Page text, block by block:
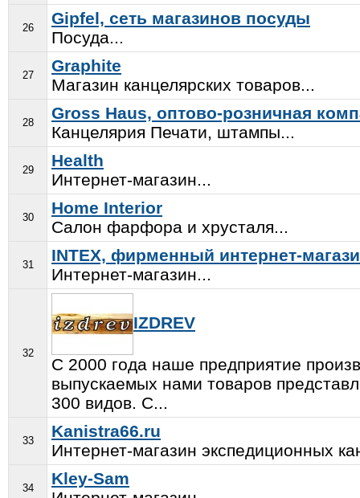
26
Gipfel, сеть магазинов посуды
Посуда...
27
Graphite
Магазин канцелярских товаров...
28
Gross Haus, оптово-розничная
Канцелярия Печати, штампы...
29
Health
Интернет-магазин...
30
Home Interior
Салон фарфора и хрусталя...
31
INTEX, фирменный интернет-
Интернет-магазин...
32
IZDREV
С 2000 года наше предприятие
выпускаемых нами товаров
300 видов. С...
33
Kanistra66.ru
Интернет-магазин экспедиционных
34
Kley-Sam